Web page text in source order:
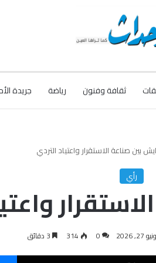
ثقافة وفنون رياضة جريدة
بين صناعة الاستقرار واعتياد التردي
رأي
2026
0
314
‫X